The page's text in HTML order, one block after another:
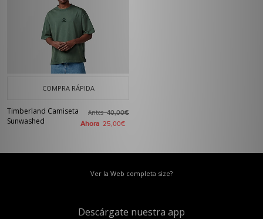
COMPRA RÁPIDA
Timberland Camiseta
Sunwashed
Antes40,00€
Ahora 25,00€
Ver la Web completa size?
Descárgate nuestra app